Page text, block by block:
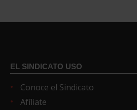
EL SINDICATO USO
Conoce el Sindicato
Afíliate